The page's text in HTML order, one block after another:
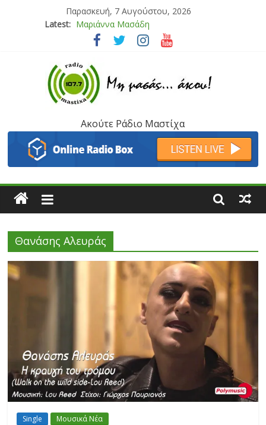
Παρασκευή, 7 Αυγούστου, 2026
Latest: Μαριάννα Μασάδη
Τάνια Μπρεάζου
Μάνος Τρυπιάς & Γιώργος Στρατάκης
Ιορδάνης Αγαπητός
Ακούτε Ράδιο Μαστίχα
Θανάσης Αλευράς
Single Μουσικά Νέα